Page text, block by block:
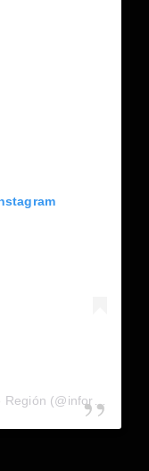
Una publicación compartida por Info Región (@inforegion_redes)